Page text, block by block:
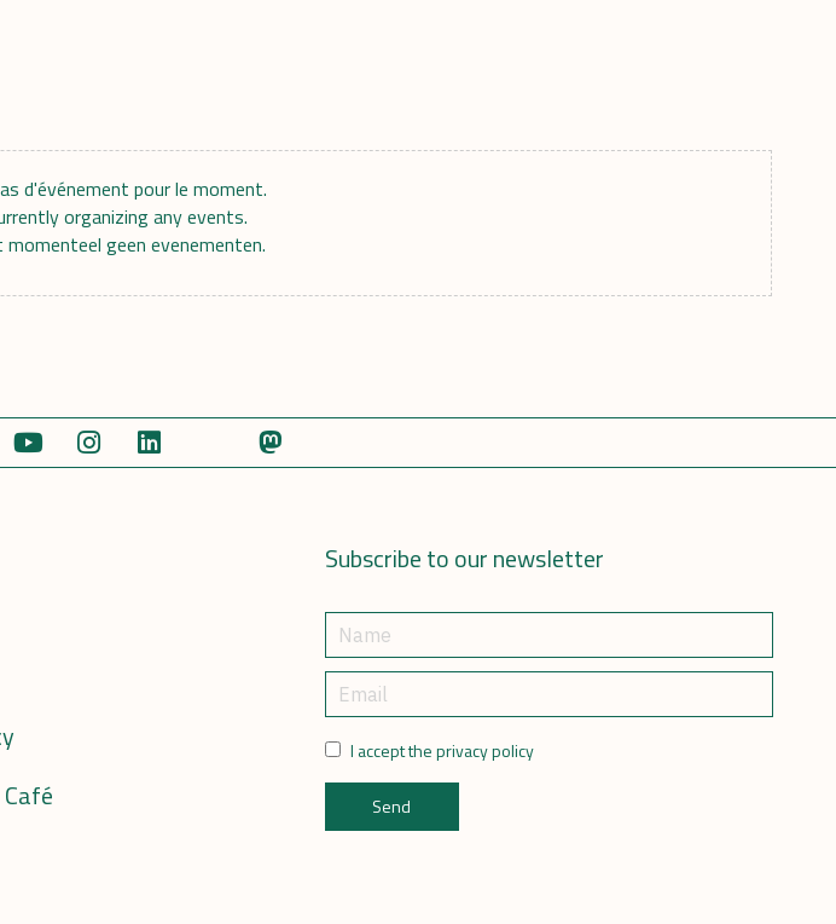
d'événement pour le moment.
organizing any events.
geen evenementen.
Subscribe to our newsletter
I accept the privacy policy
Send